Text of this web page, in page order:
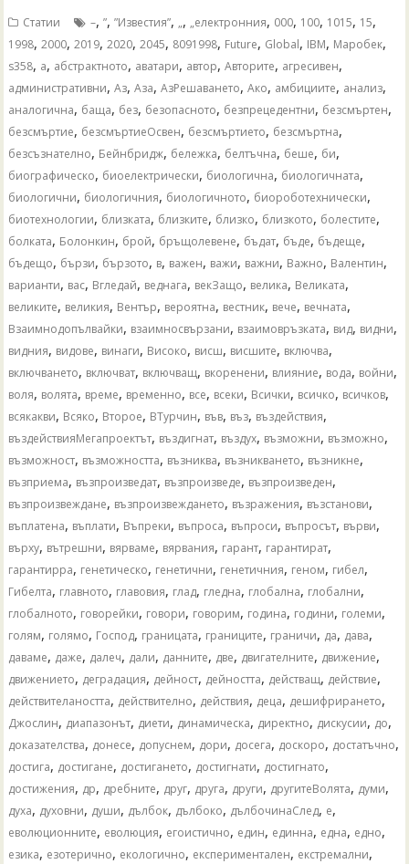
Статии –,”,”Известия”, „, „електронния, 000, 100, 1015, 15,
1998, 2000, 2019, 2020, 2045, 8091998, Future, Global, IBM, Mаробек,
s358, а, абстрактното, аватари, автор,Авторите, агресивен,
административни,Аз,Аза,АзРешаването,Ако, амбициите, анализ,
аналогична, баща, без, безопасното, безпрецедентни, безсмъртен,
безсмъртие, безсмъртиеОсвен, безсмъртието, безсмъртна,
безсъзнателно, Бейнбридж, бележка, белтъчна, беше, би,
биографическо, биоелектрически, биологична, биологичната,
биологични, биологичния, биологичното, биороботехнически,
биотехнологии, близката, близките, близко, близкото, болестите,
болката, Болонкин, брой, бръщолевене, бъдат, бъде, бъдеще,
бъдещо, бързи, бързото, в, важен, важи, важни, Важно, Валентин,
варианти, вас, Вгледай, веднага, векЗащо, велика, Великата,
великите, великия, Вентър, вероятна, вестник, вече, вечната,
Взаимнодопълвайки, взаимносвързани, взаимовръзката, вид, видни,
видния, видове, винаги, Високо, висш, висшите, включва,
включването, включват, включващ, вкоренени, влияние, вода, войни,
воля, волята, време, временно, все, всеки, Всички, всичко, всичков,
всякакви, Всяко, Второе, ВТурчин, във, въз, въздействия,
въздействияМегапроектът, въздигнат, въздух, възможни, възможно,
възможност, възможността, възниква, възникването, възникне,
възприема, възпроизведат, възпроизведе, възпроизведен,
възпроизвеждане, възпроизвеждането, възражения, възстанови,
въплатена, въплати, Въпреки, въпроса, въпроси, въпросът, върви,
върху, вътрешни, вярваме, вярвания, гарант, гарантират,
гарантирра, генетическо, генетични, генетичния, геном, гибел,
Гибелта, главното, главовия, глад, гледна, глобална, глобални,
глобалното, говорейки, говори, говорим, година, години, големи,
голям, голямо, Господ, границата, границите, граничи, да, дава,
даваме, даже, далеч, дали, данните, две, двигателните, движение,
движението, деградация, дейност, дейността, действащ, действие,
действителаността, действително, действия, деца, дешифрирането,
Джослин, диапазонът, диети, динамическа, директно, дискусии, до,
доказателства, донесе, допуснем, дори, досега, доскоро, достатъчно,
достига, достигане, достигането, достигнати, достигнато,
достижения, др, дребните, друг, друга, други, другитеВолята, думи,
духа, духовни, души, дълбок, дълбоко, дълбочинаСлед, е,
еволюционните, еволюция, егоистично, един, единна, една, едно,
езика, езотерично, екологично, експериментален, екстремални,